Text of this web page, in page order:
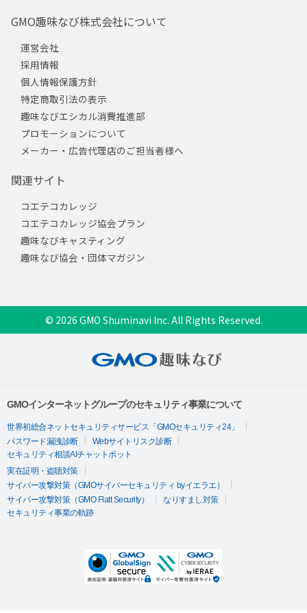
GMO趣味なび株式会社について
運営会社
採用情報
個人情報保護方針
特定商取引法の表示
趣味なびエシカル消費推進部
プロモーションについて
メーカー・広告代理店のご担当者様へ
関連サイト
コエテコカレッジ
コエテコカレッジ協会プラン
趣味なびキャスティング
趣味なび協会・団体マガジン
© 2026 GMO Shuminavi Inc. All Rights Reserved.